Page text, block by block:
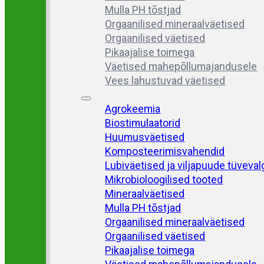
Mulla PH tõstjad
Orgaanilised mineraalväetised
Orgaanilised väetised
Pikaajalise toimega
Väetised mahepõllumajandusele
Vees lahustuvad väetised
Agrokeemia
Biostimulaatorid
Huumusväetised
Komposteerimisvahendid
Lubiväetised ja viljapuude
Mikrobioloogilised tooted
Mineraalväetised
Mulla PH tõstjad
Orgaanilised mineraalväetised
Orgaanilised väetised
Pikaajalise toimega